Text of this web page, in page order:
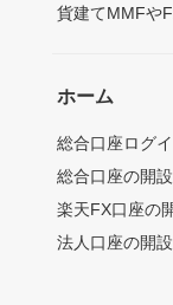
貨建てMMFや
ホーム
総合口座ログ
総合口座の開設
楽天FX口座の
法人口座の開設